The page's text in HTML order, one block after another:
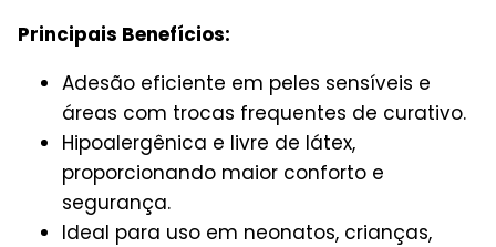
Principais Benefícios:
Adesão eficiente em peles sensíveis e
áreas com trocas frequentes de curativo.
Hipoalergênica e livre de látex,
proporcionando maior conforto e
segurança.
Ideal para uso em neonatos, crianças,